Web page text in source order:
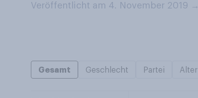
Veröffentlicht am 4. November 2019 →
Gesamt Geschlecht Partei Alter